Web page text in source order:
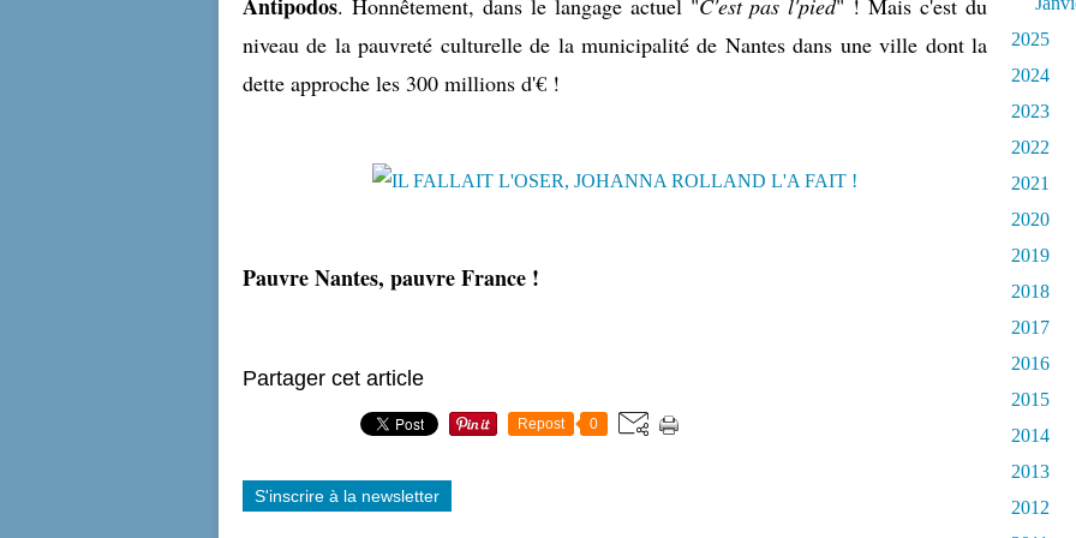
. Honnêtement, dans le langage actuel "C'est pas l'pied" ! Mais c'est du
niveau de la pauvreté culturelle de la municipalité de Nantes dans une ville dont la
dette approche les 300 millions d'€ !
Pauvre Nantes, pauvre France !
Partager cet article
Repost 0
S'inscrire à la newsletter
2025
2024
2023
2022
2021
2020
2019
2018
2017
2016
2015
2014
2013
2012